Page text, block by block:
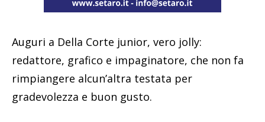
Auguri a Della Corte junior, vero jolly:
redattore, grafico e impaginatore, che non fa
rimpiangere alcun’altra testata per
gradevolezza e buon gusto.